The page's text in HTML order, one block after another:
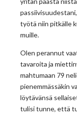
työtä niin pitkälle
muille.
Olen perannut
tavaroita ja
mahtumaan 79
pienemmässäkin
löytävänsä
tulisi tunne, että